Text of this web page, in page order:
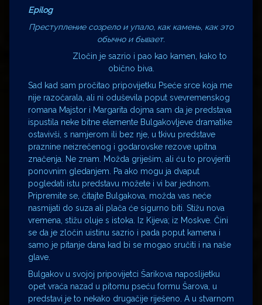
Epilog
Преступление созрело и упало, как камень, как это
обычно и бывает.
Zločin je sazrio i pao kao kamen, kako to
obično biva.
Sad kad sam pročitao pripovijetku Pseće srce koja me
nije razočarala, ali ni oduševila poput svevremenskog
romana Majstor i Margarita dojma sam da je predstava
ispustila neke bitne elemente Bulgakovljeve dramatike
ostavivši, s namjerom ili bez nje, u tkivu predstave
praznine neizrečenog i godarovske rezove upitna
značenja. Ne znam. Možda griješim, ali ću to provjeriti
ponovnim gledanjem. Pa ako mogu ja dvaput
pogledati istu predstavu možete i vi bar jednom.
Pripremite se, čitajte Bulgakova, možda vas neće
nasmijati do suza ali plača će sigurno biti. Stižu nova
vremena, stižu oluje s istoka. Iz Kijeva; iz Moskve. Čini
se da je zločin uistinu sazrio i pada poput kamena i
samo je pitanje dana kad bi se mogao sručiti i na naše
glave.
Bulgakov u svojoj pripovijetci Šarikova naposlijetku
opet vraća nazad u pitomu pseću formu Šarova, u
predstavi je to nekako drugačije riješeno. A u stvarnom